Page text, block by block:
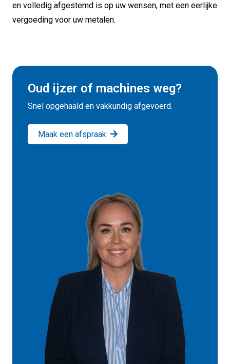
en volledig afgestemd is op uw wensen, met een eerlijke
vergoeding voor uw metalen.
Oud ijzer of machines weg?
Snel opgehaald en vakkundig afgevoerd.
Maak een afspraak